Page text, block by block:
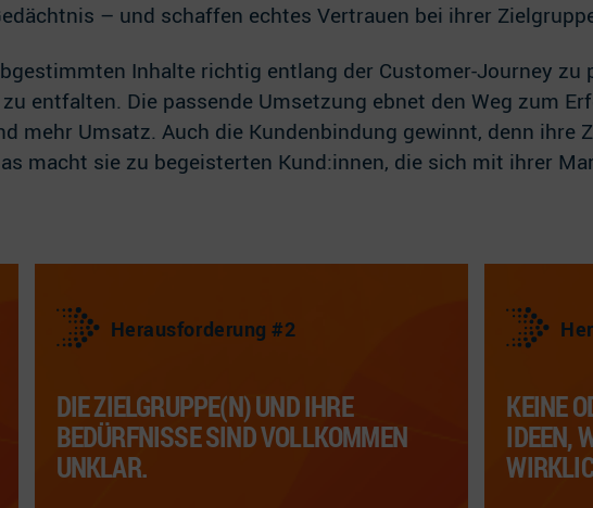
– und schaffen echtes Vertrauen bei ihrer
Inhalte richtig entlang der Customer-Journey
entfalten. Die passende Umsetzung ebnet den Weg zum
mehr Umsatz. Auch die Kundenbindung gewinnt, denn ihre
macht sie zu begeisterten Kund:innen, die sich mit ihrer
Herausforderung #2
DIE ZIELGRUPPE(N) UND IHRE
BEDÜRFNISSE SIND VOLLKOMMEN
UNKLAR.
KEINE
IDEEN,